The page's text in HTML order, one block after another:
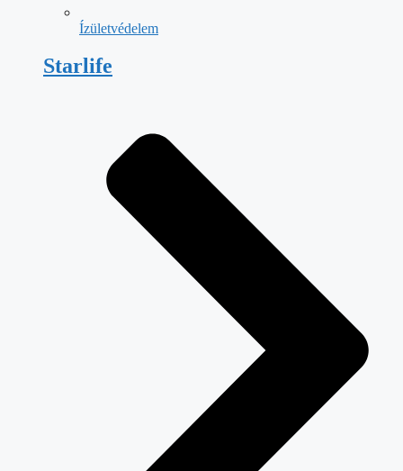
Ízületvédelem
Starlife